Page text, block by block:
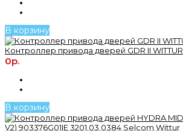
В корзину
Контроллер привода дверей GDR II WITTUR
0р.
В корзину